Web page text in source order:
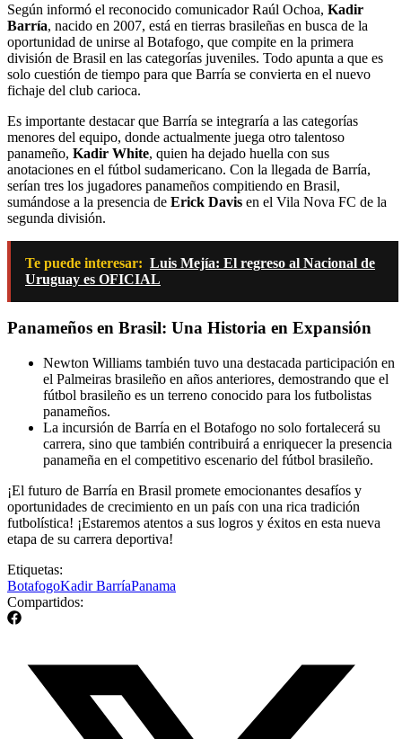
Según informó el reconocido comunicador Raúl Ochoa, Kadir
Barría, nacido en 2007, está en tierras brasileñas en busca de la
oportunidad de unirse al Botafogo, que compite en la primera
división de Brasil en las categorías juveniles. Todo apunta a que es
solo cuestión de tiempo para que Barría se convierta en el nuevo
fichaje del club carioca.
Es importante destacar que Barría se integraría a las categorías
menores del equipo, donde actualmente juega otro talentoso
panameño, Kadir White, quien ha dejado huella con sus
anotaciones en el fútbol sudamericano. Con la llegada de Barría,
serían tres los jugadores panameños compitiendo en Brasil,
sumándose a la presencia de Erick Davis en el Vila Nova FC de la
segunda división.
Te puede interesar: Luis Mejía: El regreso al Nacional de
Uruguay es OFICIAL
Panameños en Brasil: Una Historia en Expansión
Newton Williams también tuvo una destacada participación en
el Palmeiras brasileño en años anteriores, demostrando que el
fútbol brasileño es un terreno conocido para los futbolistas
panameños.
La incursión de Barría en el Botafogo no solo fortalecerá su
carrera, sino que también contribuirá a enriquecer la presencia
panameña en el competitivo escenario del fútbol brasileño.
¡El futuro de Barría en Brasil promete emocionantes desafíos y
oportunidades de crecimiento en un país con una rica tradición
futbolística! ¡Estaremos atentos a sus logros y éxitos en esta nueva
etapa de su carrera deportiva!
Etiquetas:
BotafogoKadir BarríaPanama
Compartidos: